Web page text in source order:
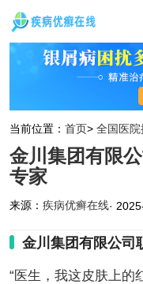
当前位置： 首页> 全国医院
金川集团有限
专家
来源： 疾病优癣在线·
金川集团有限公司
“医生，我这皮肤上的